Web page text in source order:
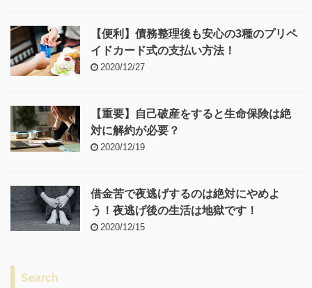
【便利】債務整理後も安心の3種のプリペ
イドカード式の支払い方法！
2020/12/27
【重要】自己破産をすると生命保険は絶
対に解約が必要？
2020/12/19
借金苦で夜逃げするのは絶対にやめよ
う！夜逃げ後の生活は地獄です！
2020/12/15
Search